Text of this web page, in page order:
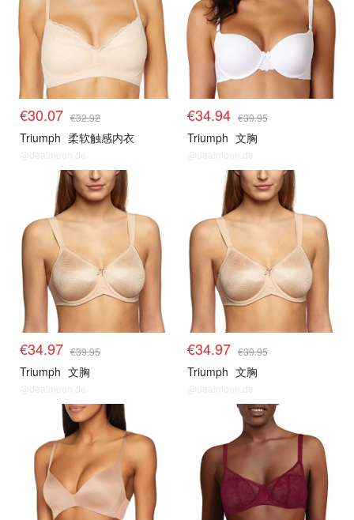
€30.07 €32.92
Triumph 柔软触感内衣
@dealmoon.de
€34.94 €39.95
Triumph 文胸
@dealmoon.de
€34.97 €39.95
Triumph 文胸
@dealmoon.de
€34.97 €39.95
Triumph 文胸
@dealmoon.de